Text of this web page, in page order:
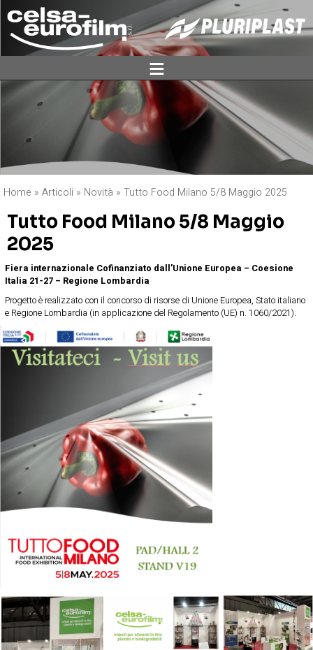
ĕ
Home » Articoli » Novità » Tutto Food Milano 5/8 Maggio 2025
Tutto Food Milano 5/8 Maggio
2025
Fiera internazionale Cofinanziato dall’Unione Europea – Coesione
Italia 21-27 – Regione Lombardia
Progetto è realizzato con il concorso di risorse di Unione Europea, Stato italiano
e Regione Lombardia (in applicazione del Regolamento (UE) n. 1060/2021).